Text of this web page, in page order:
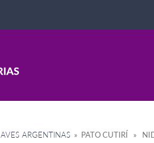
AVES ARGENTINAS » PATO CUTIRÍ »